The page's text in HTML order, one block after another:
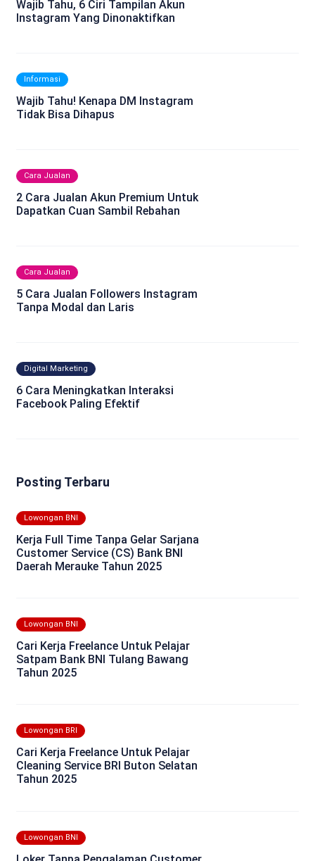
Wajib Tahu, 6 Ciri Tampilan Akun
Instagram Yang Dinonaktifkan
Informasi
Wajib Tahu! Kenapa DM Instagram
Tidak Bisa Dihapus
Cara Jualan
2 Cara Jualan Akun Premium Untuk
Dapatkan Cuan Sambil Rebahan
Cara Jualan
5 Cara Jualan Followers Instagram
Tanpa Modal dan Laris
Digital Marketing
6 Cara Meningkatkan Interaksi
Facebook Paling Efektif
Posting Terbaru
Lowongan BNI
Kerja Full Time Tanpa Gelar Sarjana
Customer Service (CS) Bank BNI
Daerah Merauke Tahun 2025
Lowongan BNI
Cari Kerja Freelance Untuk Pelajar
Satpam Bank BNI Tulang Bawang
Tahun 2025
Lowongan BRI
Cari Kerja Freelance Untuk Pelajar
Cleaning Service BRI Buton Selatan
Tahun 2025
Lowongan BNI